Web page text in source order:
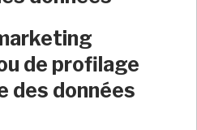
de profilage
des données